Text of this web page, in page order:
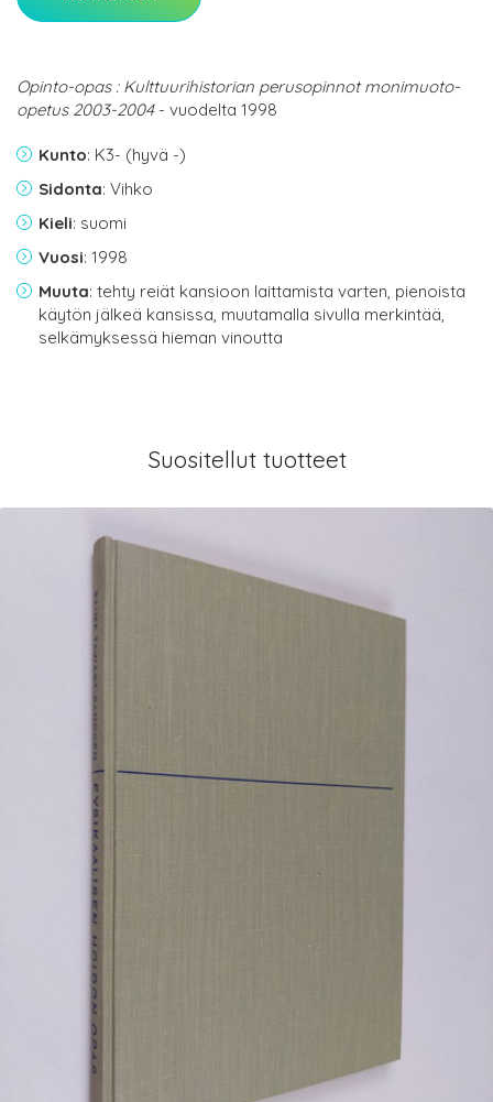
Opinto-opas : Kulttuurihistorian perusopinnot monimuoto-
opetus 2003-2004- vuodelta 1998
Kunto: K3- (hyvä -)
Sidonta: Vihko
Kieli: suomi
Vuosi: 1998
Muuta: tehty reiät kansioon laittamista varten, pienoista
käytön jälkeä kansissa, muutamalla sivulla merkintää,
selkämyksessä hieman vinoutta
Suositellut tuotteet